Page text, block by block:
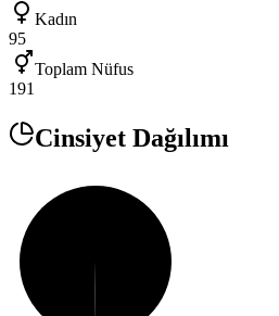
Kadın
95
Toplam Nüfus
191
Cinsiyet Dağılımı